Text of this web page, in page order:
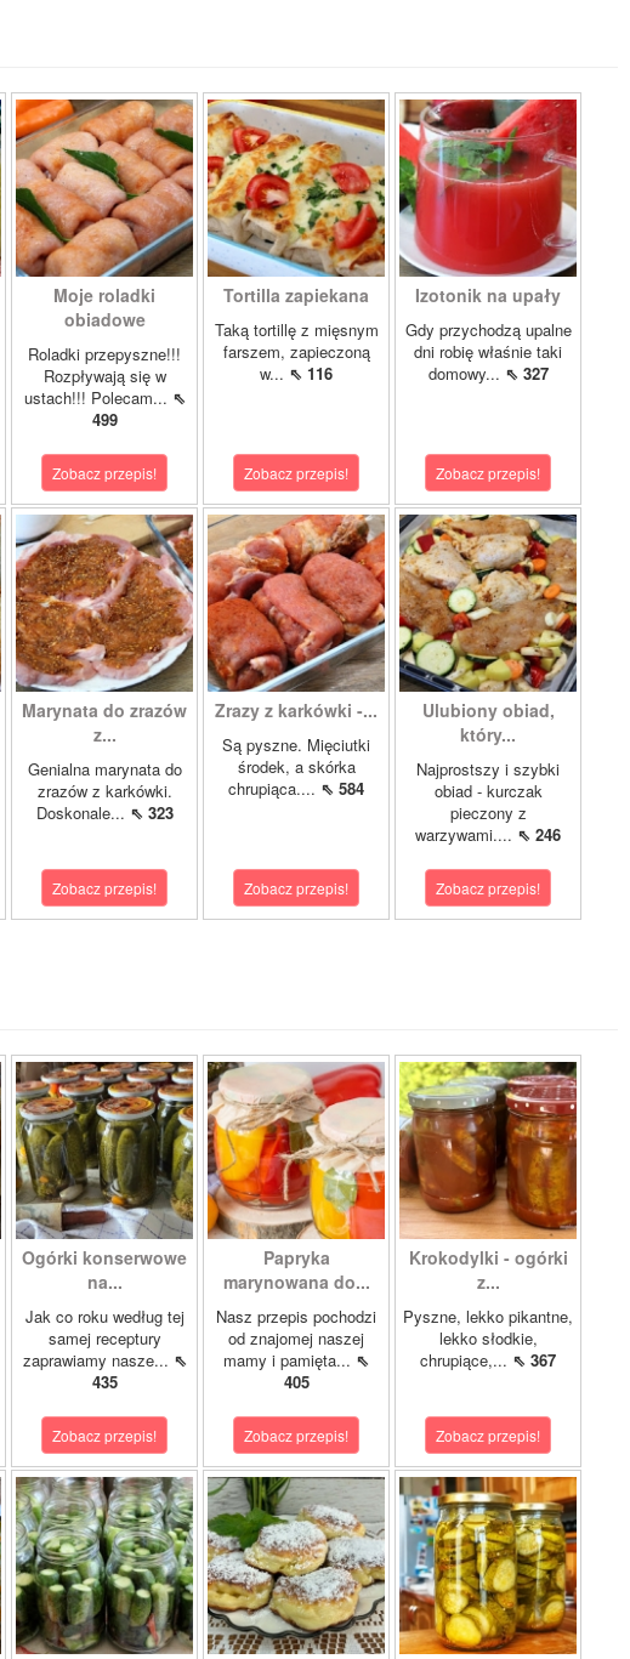
Moje roladki
obiadowe
Roladki przepyszne!!!
Rozpływają się w
ustach!!! Polecam... ⇖
499
Zobacz przepis!
Tortilla zapiekana
Taką tortillę z mięsnym
farszem, zapieczoną
w... ⇖ 116
Zobacz przepis!
Izotonik na upały
Gdy przychodzą upalne
dni robię właśnie taki
domowy... ⇖ 327
Zobacz przepis!
Marynata do zrazów
z...
Genialna marynata do
zrazów z karkówki.
Doskonale... ⇖ 323
Zobacz przepis!
Zrazy z karkówki -...
Są pyszne. Mięciutki
środek, a skórka
chrupiąca.... ⇖ 584
Zobacz przepis!
Ulubiony obiad,
który...
Najprostszy i szybki
obiad - kurczak
pieczony z
warzywami.... ⇖ 246
Zobacz przepis!
Ogórki konserwowe
na...
Jak co roku według tej
samej receptury
zaprawiamy nasze... ⇖
435
Zobacz przepis!
Papryka
marynowana do...
Nasz przepis pochodzi
od znajomej naszej
mamy i pamięta... ⇖
405
Zobacz przepis!
Krokodylki - ogórki
z...
Pyszne, lekko pikantne,
lekko słodkie,
chrupiące,... ⇖ 367
Zobacz przepis!